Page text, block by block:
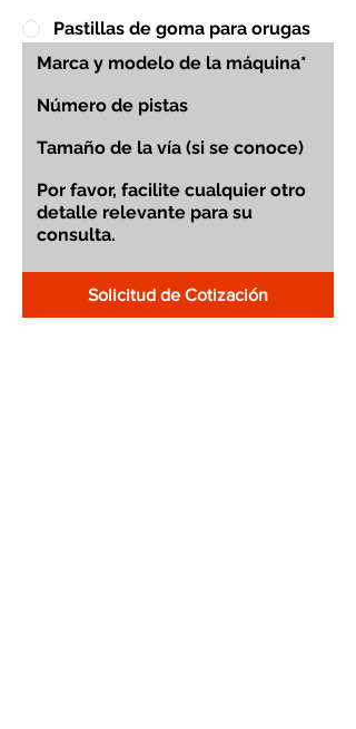
Pastillas de goma para orugas
Solicitud de Cotización